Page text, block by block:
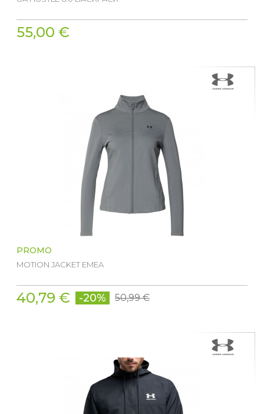
55,00 €
PROMO
MOTION JACKET EMEA
40,79 € -20% 50,99 €